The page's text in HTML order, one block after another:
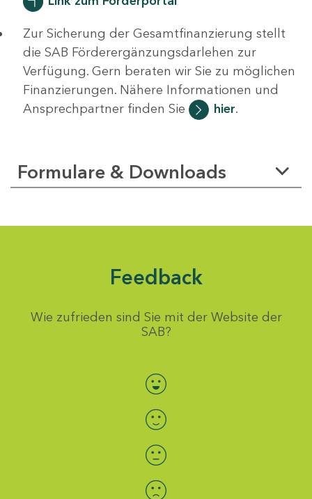
Zur Sicherung der Gesamtfinanzierung stellt
die SAB Förderergänzungsdarlehen zur
Verfügung. Gern beraten wir Sie zu möglichen
Finanzierungen. Nähere Informationen und
Ansprechpartner finden Sie
hier.
Formulare & Downloads
Feedback
Wie zufrieden sind Sie mit der Website der
SAB?
Bewertung auswählen